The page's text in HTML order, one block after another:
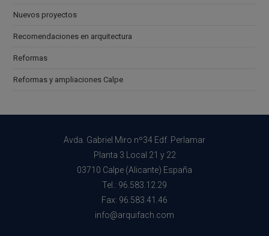
Nuevos proyectos
Recomendaciones en arquitectura
Reformas
Reformas y ampliaciones Calpe
Avda. Gabriel Miro nº34 Edf. Perlamar
Planta 3 Local 21 y 22
03710 Calpe (Alicante) España
Tel.: 96.583.12.29
Fax: 96.583.41.46
info@arquifach.com